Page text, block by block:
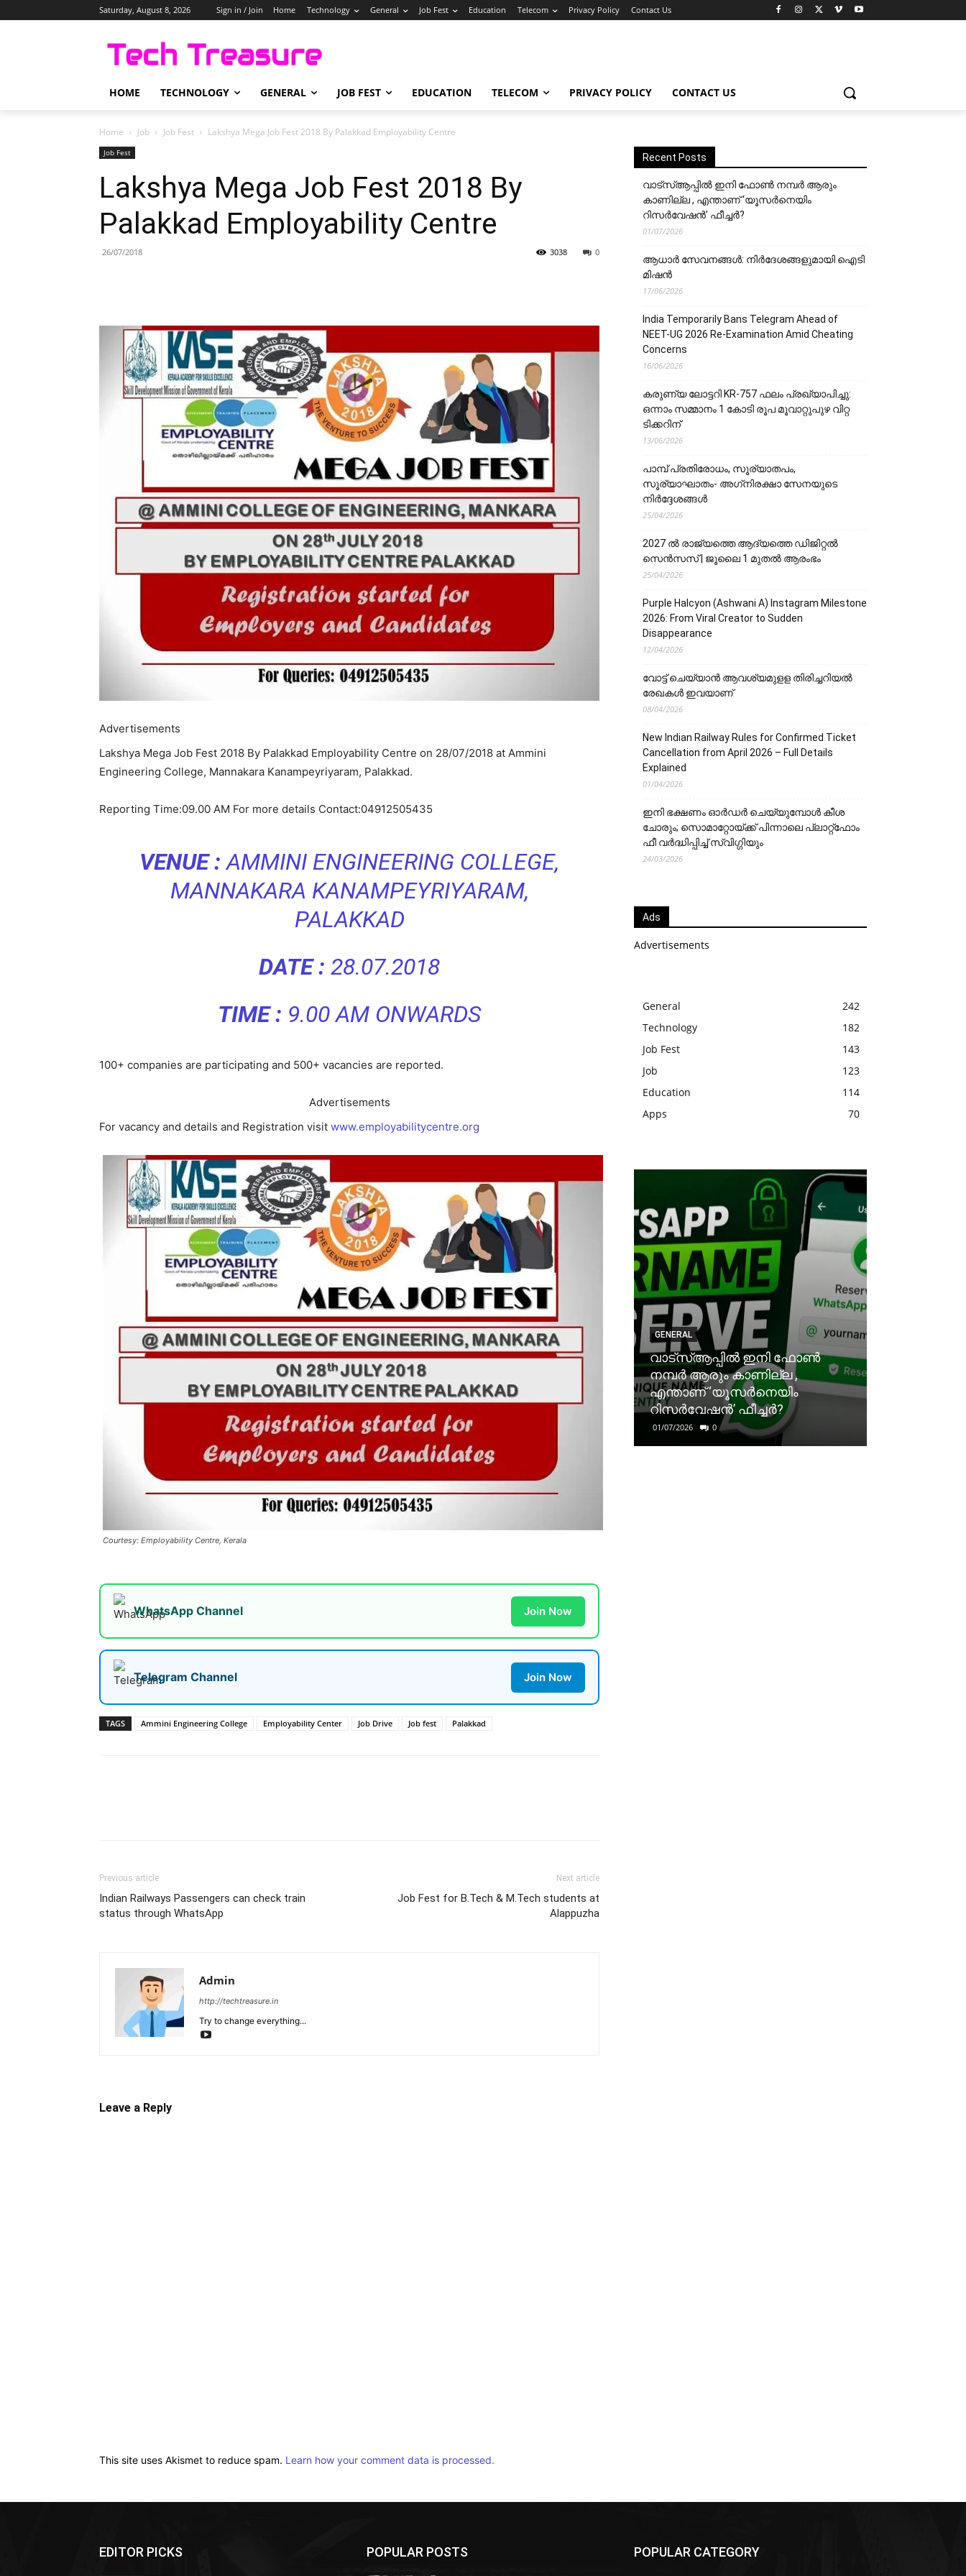
Saturday, August 8, 2026 Sign in / Join Home Technology General Job Fest Education Telecom Privacy Policy Contact Us
HOME TECHNOLOGY GENERAL JOB FEST EDUCATION TELECOM PRIVACY POLICY CONTACT US
Home Job Job Fest Lakshya Mega Job Fest 2018 By Palakkad Employability Centre
Job Fest
Lakshya Mega Job Fest 2018 By
Palakkad Employability Centre
26/07/2018 0
3038
Advertisements
Lakshya Mega Job Fest 2018 By Palakkad Employability Centre on 28/07/2018 at Ammini
Engineering College, Mannakara Kanampeyriyaram, Palakkad.
Reporting Time:09.00 AM For more details Contact:04912505435
VENUE : AMMINI ENGINEERING COLLEGE,
MANNAKARA KANAMPEYRIYARAM,
PALAKKAD
DATE : 28.07.2018
TIME : 9.00 AM ONWARDS
100+ companies are participating and 500+ vacancies are reported.
Advertisements
For vacancy and details and Registration visit www.employabilitycentre.org
Courtesy: Employability Centre, Kerala
WhatsApp Channel Join Now
Telegram Channel Join Now
TAGS Ammini Engineering College Employability Center Job Drive Job fest Palakkad
Previous article
Indian Railways Passengers can check train
status through WhatsApp
Next article
Job Fest for B.Tech & M.Tech students at
Alappuzha
Admin
http://techtreasure.in
Try to change everything...
Leave a Reply
This site uses Akismet to reduce spam. Learn how your comment data is processed.
Recent Posts
വാട്‌സ്ആപ്പിൽ ഇനി ഫോൺ നമ്പർ ആരും
കാണില്ല , എന്താണ് ‘യൂസർനെയിം
റിസർവേഷൻ’ ഫീച്ചർ?
01/07/2026
ആധാർ സേവനങ്ങൾ: നിർദേശങ്ങളുമായി ഐടി
മിഷൻ
17/06/2026
India Temporarily Bans Telegram Ahead of
NEET-UG 2026 Re-Examination Amid Cheating
Concerns
16/06/2026
കരുണ്യ ലോട്ടറി KR-757 ഫലം പ്രഖ്യാപിച്ചു:
ഒന്നാം സമ്മാനം 1 കോടി രൂപ മൂവാറ്റുപുഴ വിറ്റ
ടിക്കറിന്
13/06/2026
പാമ്പ് പ്രതിരോധം, സൂര്യാതപം,
സൂര്യാഘാതം- അഗ്‌നിരക്ഷാ സേനയു‌‌‌ടെ
നിർദ്ദേശങ്ങൾ
25/04/2026
2027 ൽ രാജ്യത്തെ ആദ്യത്തെ ഡിജിറ്റൽ
സെൻസസ് | ജൂലൈ 1 മുതൽ ആരംഭം
25/04/2026
Purple Halcyon (Ashwani A) Instagram Milestone
2026: From Viral Creator to Sudden
Disappearance
12/04/2026
വോട്ട് ചെയ്യാന്‍ ആവശ്യമുളള തിരിച്ചറിയല്‍
രേഖകള്‍ ഇവയാണ്
08/04/2026
New Indian Railway Rules for Confirmed Ticket
Cancellation from April 2026 – Full Details
Explained
01/04/2026
ഇനി ഭക്ഷണം ഓർഡർ ചെയ്യുമ്പോൾ കീശ
ചോരും; സൊമാറ്റോയ്ക്ക് പിന്നാലെ പ്ലാറ്റ്‌ഫോം
ഫീ വർദ്ധിപ്പിച്ച് സ്വിഗ്ഗിയും
24/03/2026
Ads
Advertisements
General
242
Technology
182
Job Fest
143
Job
123
Education
114
Apps
70
GENERAL
വാട്‌സ്ആപ്പിൽ ഇനി ഫോൺ
നമ്പർ ആരും കാണില്ല ,
എന്താണ് ‘യൂസർനെയിം
റിസർവേഷൻ’ ഫീച്ചർ?
01/07/2026 0
EDITOR PICKS POPULAR POSTS POPULAR CATEGORY